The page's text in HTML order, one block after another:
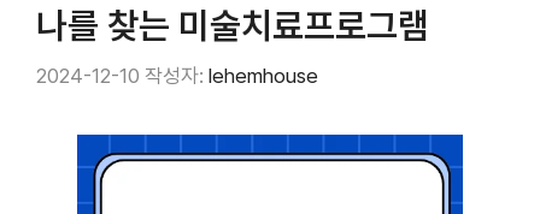
나를 찾는 미술치료프로그램
2024-12-10 작성자: lehemhouse